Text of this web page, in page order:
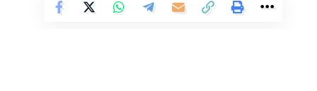
Vê Nûçeyê Bixwîne